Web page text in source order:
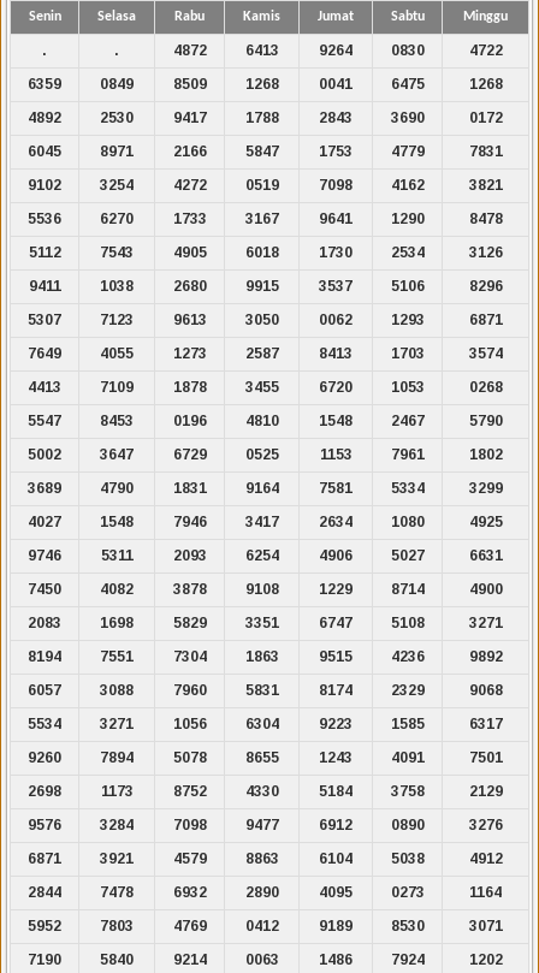
Senin Selasa Rabu Kamis Jumat Sabtu Minggu
. . 4872 6413 9264 0830
4722
6359
0849 8509 1268 0041 6475
1268
4892
2530 9417 1788 2843 3690
0172
6045
8971 2166 5847 1753 4779
7831
9102
3254 4272 0519 7098 4162
3821
5536
6270 1733 3167 9641 1290
8478
5112
7543 4905 6018 1730 2534
3126
9411
1038 2680 9915 3537 5106
8296
5307
7123 9613 3050 0062 1293
6871
7649
4055 1273 2587 8413 1703
3574
4413
7109 1878 3455 6720 1053
0268
5547
8453 0196 4810 1548 2467
5790
5002
3647 6729 0525 1153 7961
1802
3689
4790 1831 9164 7581 5334
3299
4027
1548 7946 3417 2634 1080
4925
9746
5311 2093 6254 4906 5027
6631
7450
4082 3878 9108 1229 8714
4900
2083
1698 5829 3351 6747 5108
3271
8194
7551 7304 1863 9515 4236
9892
6057
3088 7960 5831 8174 2329
9068
5534
3271 1056 6304 9223 1585
6317
9260
7894 5078 8655 1243 4091
7501
2698
1173 8752 4330 5184 3758
2129
9576
3284 7098 9477 6912 0890
3276
6871
3921 4579 8863 6104 5038
4912
2844
7478 6932 2890 4095 0273
1164
5952
7803 4769 0412 9189 8530
3071
7190
5840 9214 0063 1486 7924
1202